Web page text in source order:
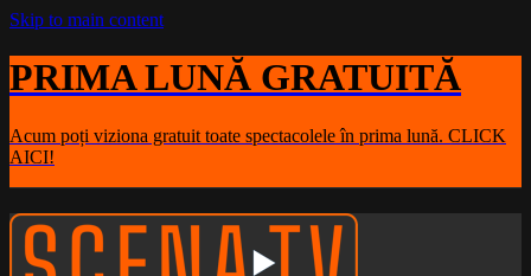
Skip to main content
PRIMA LUNĂ GRATUITĂ
Acum poți viziona gratuit toate spectacolele în prima lună. CLICK
AICI!